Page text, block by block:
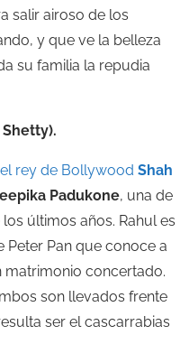
salir airoso de los
y que ve la belleza
su familia la repudia
Shetty).
el rey de Bollywood Shah
Padukone, una de
últimos años. Rahul es
Pan que conoce a
matrimonio concertado.
son llevados frente
ser el cascarrabias